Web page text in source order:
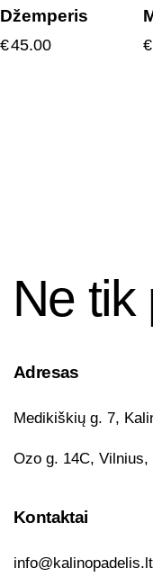
Džemperis
€45.00 €
Ne tik
Adresas
Medikiškių g. 7,
Ozo g. 14C,
Kontaktai
info@kalinopadelis.lt